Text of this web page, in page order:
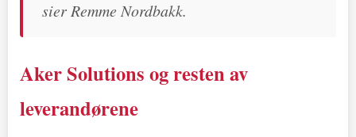
sier Remme Nordbakk.
Aker Solutions og resten av
leverandørene